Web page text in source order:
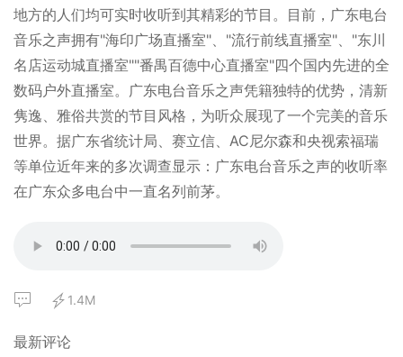
地方的人们均可实时收听到其精彩的节目。目前，广东电台
音乐之声拥有"海印广场直播室"、"流行前线直播室"、"东川
名店运动城直播室""番禺百德中心直播室"四个国内先进的全
数码户外直播室。广东电台音乐之声凭籍独特的优势，清新
隽逸、雅俗共赏的节目风格，为听众展现了一个完美的音乐
世界。据广东省统计局、赛立信、AC尼尔森和央视索福瑞
等单位近年来的多次调查显示：广东电台音乐之声的收听率
在广东众多电台中一直名列前茅。
1.4M
最新评论